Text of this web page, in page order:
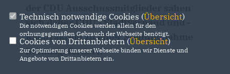
sich daher CDU - Stadtverband und -
Ratsfraktion zu einer Stellungnahme
herausgefordert:
Technisch notwendige Cookies (Übersicht)
Die notwendigen Cookies werden allein für den
ordnungsgemäßen Gebrauch der Webseite benötigt.
Cookies von Drittanbietern (Übersicht)
Zur Optimierung unserer Webseite binden wir Dienste und
Angebote von Drittanbietern ein.